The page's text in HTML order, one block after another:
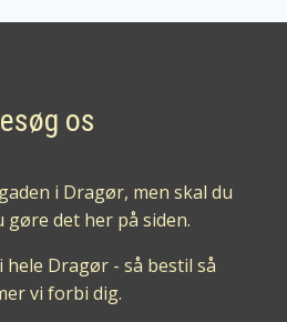
os
i Dragør, men skal du
gøre det her på siden.
Dragør - så bestil så
vi forbi dig.